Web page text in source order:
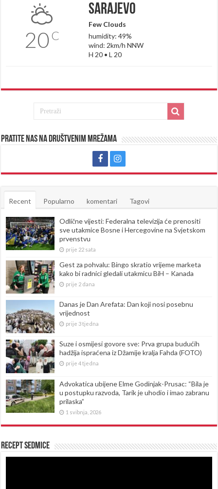
20 C
Sarajevo
Few Clouds
humidity: 49%
wind: 2km/h NNW
H 20 • L 20
Pratite nas na društvenim mrežama
Recent Popularno komentari Tagovi
Odlične vijesti: Federalna televizija će prenositi
sve utakmice Bosne i Hercegovine na Svjetskom
prvenstvu
prije 22 sata
Gest za pohvalu: Bingo skratio vrijeme marketa
kako bi radnici gledali utakmicu BiH – Kanada
prije 2 dana
Danas je Dan Arefata: Dan koji nosi posebnu
vrijednost
prije 3 tjedna
Suze i osmijesi govore sve: Prva grupa budućih
hadžija ispraćena iz Džamije kralja Fahda (FOTO)
prije 4 tjedna
Advokatica ubijene Elme Godinjak-Prusac: “Bila je
u postupku razvoda, Tarik je uhodio i imao zabranu
prilaska”
1 svibnja, 2026
Recept sedmice